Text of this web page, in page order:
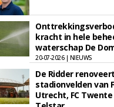
kracht in hele
waterschap De
20-07-2026 | NIEUWS
De Ridder renoveert
stadionvelden van
Utrecht, FC